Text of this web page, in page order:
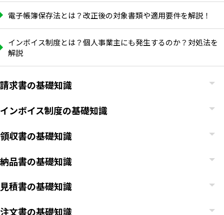
電子帳簿保存法とは？改正後の対象書類や適用要件を解説！
インボイス制度とは？個人事業主にも発生するのか？対処法を
解説
請求書の基礎知識
インボイス制度の基礎知識
領収書の基礎知識
納品書の基礎知識
見積書の基礎知識
注文書の基礎知識